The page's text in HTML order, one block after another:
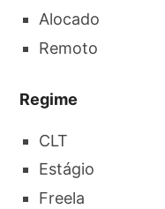
Alocado
Remoto
Regime
CLT
Estágio
Freela